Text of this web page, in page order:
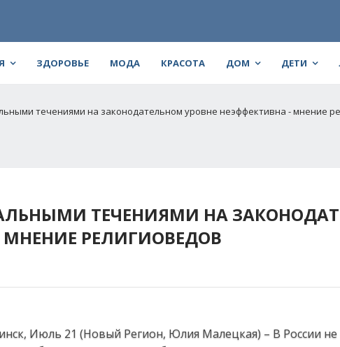
ЗДОРОВЬЕ МОДА КРАСОТА ДОМ ДЕТИ
течениями на законодательном уровне неэффективна - мнение
ТЕЧЕНИЯМИ НА
РЕЛИГИОВЕДОВ
Июль 21 (Новый Регион, Юлия Малецкая) – В России не